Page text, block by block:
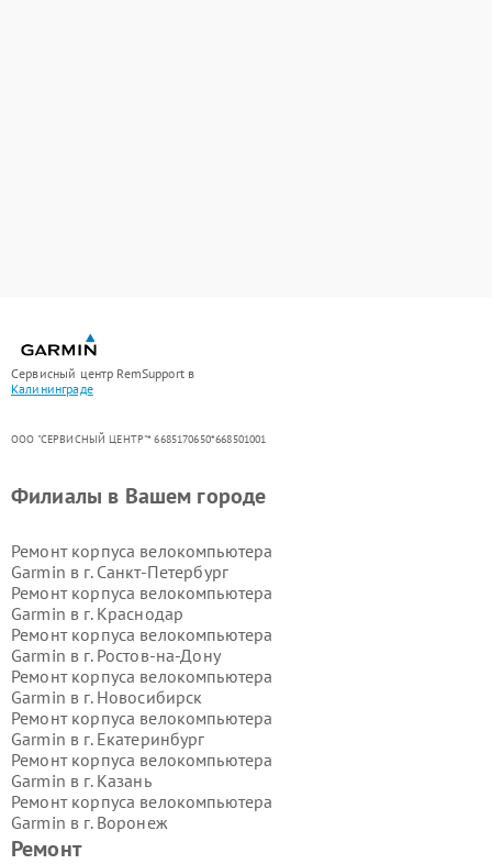
Сервисный центр RemSupport в
Калининграде
ООО "СЕРВИСНЫЙ ЦЕНТР"* 6685170650*668501001
Ремонт
Филиалы в Вашем городе
Ремонт корпуса велокомпьютера
Garmin в г. Санкт-Петербург
Ремонт корпуса велокомпьютера
Garmin в г. Краснодар
Ремонт корпуса велокомпьютера
Garmin в г. Ростов-на-Дону
Ремонт корпуса велокомпьютера
Garmin в г. Новосибирск
Ремонт корпуса велокомпьютера
Garmin в г. Екатеринбург
Ремонт корпуса велокомпьютера
Garmin в г. Казань
Ремонт корпуса велокомпьютера
Garmin в г. Воронеж
Ремонт корпуса велокомпьютера